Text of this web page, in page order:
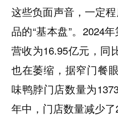
这些负面声音，一定
品的“基本盘”。2024
营收为16.95亿元，同
也在萎缩，据窄门餐
味鸭脖门店数量为
年中，门店数量减少了